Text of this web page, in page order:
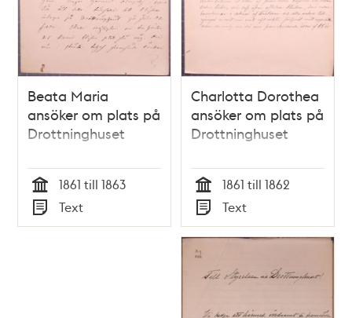
Beata Maria
ansöker om plats på
Drottninghuset
Tid
1861 till 1863
Typ
Text
Charlotta Dorothea
ansöker om plats på
Drottninghuset
Tid
1861 till 1862
Typ
Text